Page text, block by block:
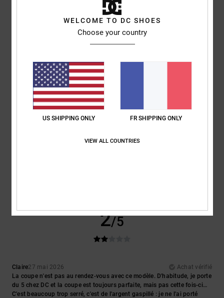
À part la semelle fine, c'est une très belle chaussure, très agréable à
Rapport qualité / prix: 4/5 Taille: Taille parfaite
Je recommande ce produit
2
2/5
Claire27 mai 2026
Achat vérifié
La coupe n'est pas au rendez-vous avec ce modèle. D'habitude, je porte
du 5 chez DC et la coupe est toujours parfaite, mais pas cette fois-ci…
C'est beaucoup trop serré, c'est de l'argent gaspillé : je ne l'ai porté
WELCOME TO DC SHOES
Choose your country
US SHIPPING ONLY FR SHIPPING ONLY
VIEW ALL COUNTRIES